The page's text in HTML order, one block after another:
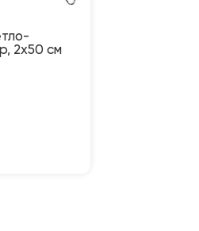
2х50 см